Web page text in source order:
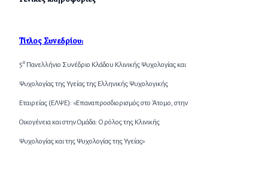
Τίτλος Συνεδρίου:
5ο Πανελλήνιο Συνέδριο Κλάδου Κλινικής Ψυχολογίας και
Ψυχολογίας της Υγείας της Ελληνικής Ψυχολογικής
Εταιρείας (ΕΛΨΕ): «Επαναπροσδιορισμός στο Άτομο, στην
Οικογένεια και στην Ομάδα: Ο ρόλος της Κλινικής
Ψυχολογίας και της Ψυχολογίας της Υγείας»